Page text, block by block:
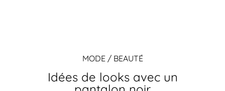
MODE / BEAUTÉ
Idées de looks avec un